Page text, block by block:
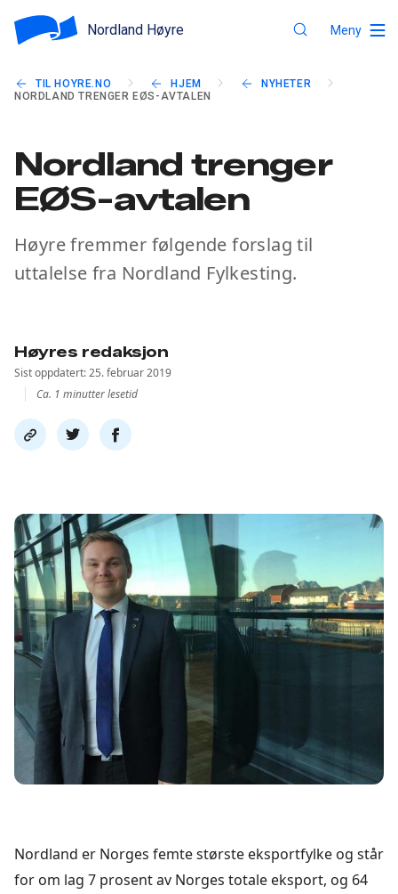
Nordland Høyre Meny
TIL HOYRE.NO HJEM
NYHETER
NORDLAND TRENGER EØS-AVTALEN
Nordland trenger
EØS-avtalen
Høyre fremmer følgende forslag til
uttalelse fra Nordland Fylkesting.
Høyres redaksjon
Sist oppdatert: 25. februar 2019
Ca. 1 minutter lesetid
Del
link
Del
på
Del
på
Nordland er Norges femte største eksportfylke og står
for om lag 7 prosent av Norges totale eksport, og 64